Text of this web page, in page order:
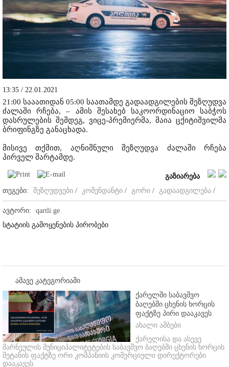
13:35 / 22.01.2021
21:00 სააათიდან 05:00 საათამდე გადაადგილების შეზღუდვა
ძალაში რჩება, – ამის შესახებ საკოორდინაციო საბჭოს
დასრულების შემდეგ, ვიცე-პრემიერმა, მაია ცქიტიშვილმა
ბრიფინგზე განაცხადა.
მისივე თქმით, აღნიშნული შეზღუდვა ძალაში რჩება
პირველ მარტამდე.
გაზიარება
თეგები:
შეზღუდვები / კომენდანტი / გორი / გადაადგილება /
ავტორი:
qartli.ge
სტატიის გამოყენების პირობები
ამავე კატეგორიაში
ქარელში საბავშვო
ბაღებში ცხენის ხორცის
ფაქტზე პირი დააკავეს
ახალი ამბები
ქარელისა და ასევე
მარნეულის მუნიციპალიტეტების საბავშვო ბაღებში ცხენის ხორცის
შეტანის ფაქტზე ორი კომპანიის კომერციული დირექტორები
დააკავეს.